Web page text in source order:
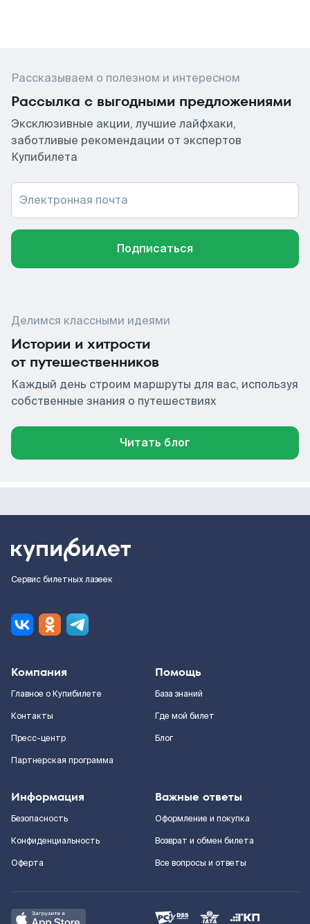
Рассказываем о полезном и интересном
Рассылка с выгодными предложениями
Эксклюзивные акции, лучшие лайфхаки,
заботливые рекомендации от экспертов
Купибилета
Электронная почта
Подписаться
Делимся классными идеями
Истории и хитрости
от путешественников
Каждый день строим маршруты для вас, используя
собственные знания о путешествиях
Читать блог
Сервис билетных лазеек
Компания
Главное о Купибилете
Контакты
Пресс-центр
Партнерская программа
Помощь
База знаний
Где мой билет
Блог
Информация
Безопасность
Конфиденциальность
Оферта
Важные ответы
Оформление и покупка
Возврат и обмен билета
Все вопросы и ответы